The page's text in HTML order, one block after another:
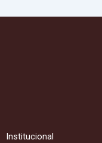
Institucional